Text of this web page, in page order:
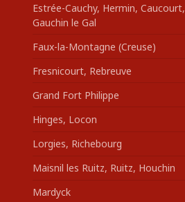
Estrée-Cauchy, Hermin, Caucourt,
Gauchin le Gal
Faux-la-Montagne (Creuse)
Fresnicourt, Rebreuve
Grand Fort Philippe
Hinges, Locon
Lorgies, Richebourg
Maisnil les Ruitz, Ruitz, Houchin
Mardyck